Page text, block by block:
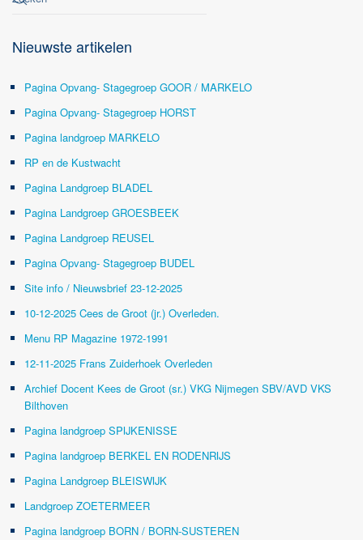
Nieuwste artikelen
Pagina Opvang- Stagegroep GOOR / MARKELO
Pagina Opvang- Stagegroep HORST
Pagina landgroep MARKELO
RP en de Kustwacht
Pagina Landgroep BLADEL
Pagina Landgroep GROESBEEK
Pagina Landgroep REUSEL
Pagina Opvang- Stagegroep BUDEL
Site info / Nieuwsbrief 23-12-2025
10-12-2025 Cees de Groot (jr.) Overleden.
Menu RP Magazine 1972-1991
12-11-2025 Frans Zuiderhoek Overleden
Archief Docent Kees de Groot (sr.) VKG Nijmegen SBV/AVD VKS
Bilthoven
Pagina landgroep SPIJKENISSE
Pagina landgroep BERKEL EN RODENRIJS
Pagina Landgroep BLEISWIJK
Landgroep ZOETERMEER
Pagina landgroep BORN / BORN-SUSTEREN